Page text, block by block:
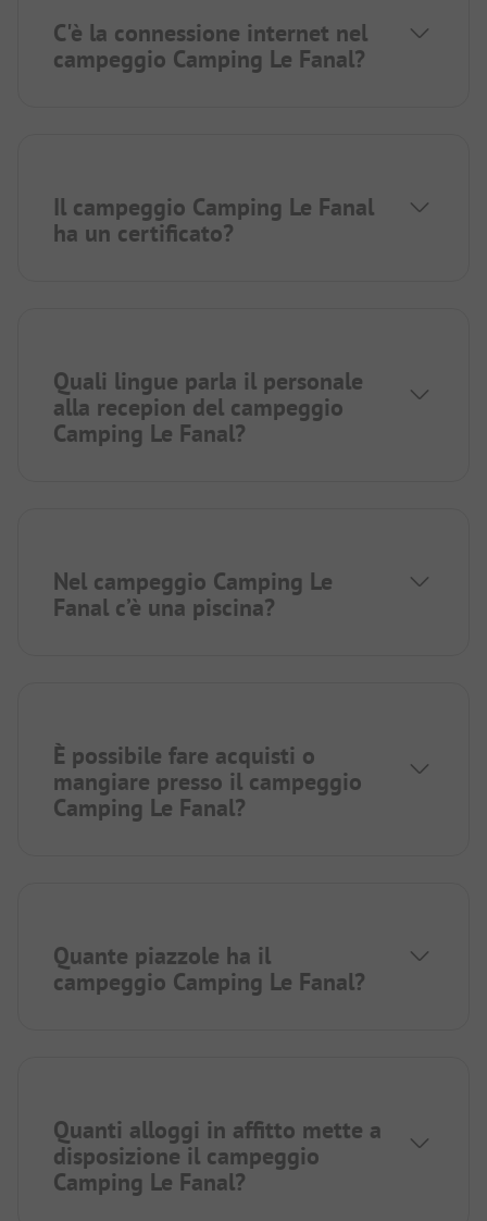
C'è la connessione internet nel
campeggio Camping Le Fanal?
Il campeggio Camping Le Fanal
ha un certificato?
Quali lingue parla il personale
alla recepion del campeggio
Camping Le Fanal?
Nel campeggio Camping Le
Fanal c’è una piscina?
È possibile fare acquisti o
mangiare presso il campeggio
Camping Le Fanal?
Quante piazzole ha il
campeggio Camping Le Fanal?
Quanti alloggi in affitto mette a
disposizione il campeggio
Camping Le Fanal?